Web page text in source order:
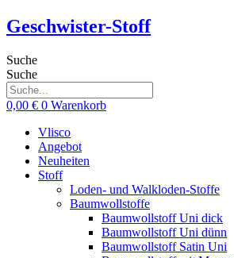
Zum
Inhalt
Geschwister-Stoff
Suche
Suche
0,00 € 0 Warenkorb
Vlisco
Angebot
Neuheiten
Stoff
Loden- und Walkloden-Stoffe
Baumwollstoffe
Baumwollstoff Uni dick
Baumwollstoff Uni dünn
Baumwollstoff Satin Uni